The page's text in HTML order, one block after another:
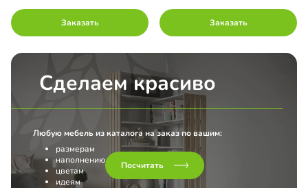
Заказать Заказать
Сделаем красиво
Любую мебель из каталога на заказ по вашим:
размерам
наполнению
цветам
идеям
Посчитать